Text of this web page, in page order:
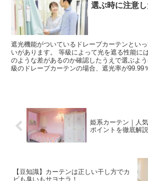
選ぶ時に注意
遮光機能がついているドレープカーテンとい
いがあります。 等級によって光を遮る性能に
のような差があるのか確認したうえで選ぶよ
級のドレープカーテンの場合、遮光率が99.99
姫系カーテン｜人
ポイントを徹底解説
【豆知識】カーテンは正しい干し方でカ
ビも臭いもサヨナラ！